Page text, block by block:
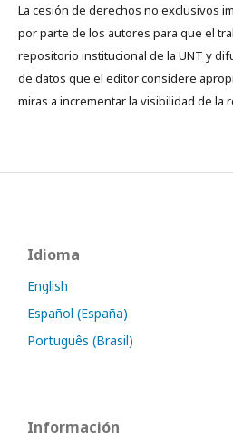
La cesión de derechos no exclusivos
por parte de los autores para que el
repositorio institucional de la UNT y
de datos que el editor considere
miras a incrementar la visibilidad de la
Idioma
English
Español (España)
Português (Brasil)
Información